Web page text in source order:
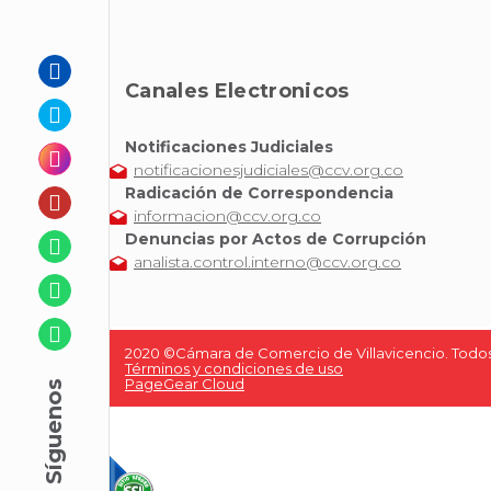
Canales Electronicos
Notificaciones Judiciales
notificacionesjudiciales@ccv.org.co
Radicación de Correspondencia
informacion@ccv.org.co
Denuncias por Actos de Corrupción
analista.control.interno@ccv.org.co
2020 ©Cámara de Comercio de Villavicencio.
Términos y condiciones de uso
PageGear Cloud